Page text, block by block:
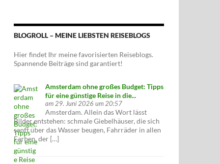
der Nordküste
BLOGROLL – MEINE LIEBSTEN REISEBLOGS
Hier findet Ihr meine favorisierten Reiseblogs.
Spannende Beiträge sind garantiert!
Amsterdam ohne großes Budget: Tipps
für eine günstige Reise in die...
am 29. Juni 2026 um 20:57
Amsterdam. Allein das Wort lässt
Bilder entstehen: schmale Giebelhäuser, die sich
sanft über das Wasser beugen, Fahrräder in allen
Farben, der […]